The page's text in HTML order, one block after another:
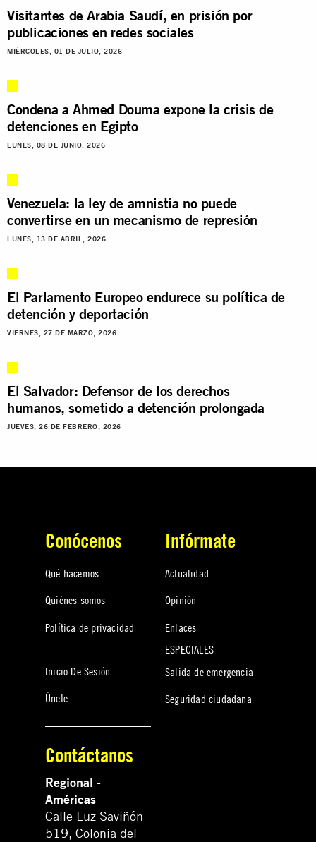
Visitantes de Arabia Saudí, en prisión por
publicaciones en redes sociales
MIÉRCOLES, 01 DE JULIO, 2026
Condena a Ahmed Douma expone la crisis de
detenciones en Egipto
LUNES, 08 DE JUNIO, 2026
Venezuela: la ley de amnistía no puede
convertirse en un mecanismo de represión
LUNES, 13 DE ABRIL, 2026
El Parlamento Europeo endurece su política de
detención y deportación
VIERNES, 27 DE MARZO, 2026
El Salvador: Defensor de los derechos
humanos, sometido a detención prolongada
JUEVES, 26 DE FEBRERO, 2026
Conócenos
Qué hacemos
Quiénes somos
Política de privacidad
Inicio De Sesión
Únete
Infórmate
Actualidad
Opinión
Enlaces
ESPECIALES
Salida de emergencia
Seguridad ciudadana
Contáctanos
Regional -
Américas
Calle Luz Saviñón
519, Colonia del